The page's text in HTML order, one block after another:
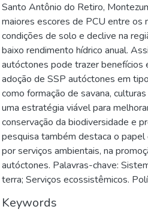
Santo Antônio do Retiro,
maiores escores de PCU entre os
condições de solo e declive na
baixo rendimento hídrico anual.
autóctones pode trazer benefícios
adoção de SSP autóctones em
como formação de savana,
uma estratégia viável para
conservação da biodiversidade e
pesquisa também destaca o
por serviços ambientais, na
autóctones. Palavras-chave:
terra; Serviços ecossistêmicos.
Keywords